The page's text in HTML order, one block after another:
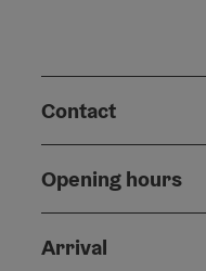
Contact
Opening hours
Arrival